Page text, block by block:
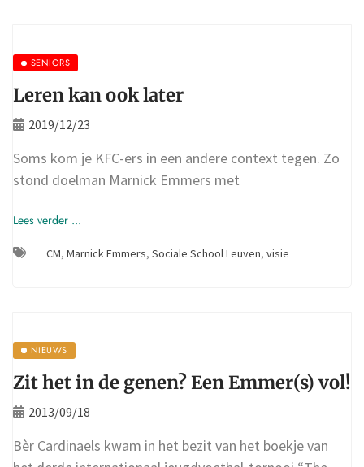
SENIORS
Leren kan ook later
2019/12/23
Soms kom je KFC-ers in een andere context tegen. Zo
stond doelman Marnick Emmers met
Lees verder ...
CM, Marnick Emmers, Sociale School Leuven, visie
NIEUWS
Zit het in de genen? Een Emmer(s) vol!
2013/09/18
Bèr Cardinaels kwam in het bezit van het boekje van